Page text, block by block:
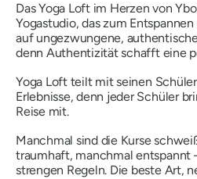
Das Yoga Loft im Herzen von
Yogastudio, das zum
auf ungezwungene,
denn Authentizität schafft eine
Yoga Loft teilt mit seinen
Erlebnisse, denn jeder Schüler
Reise mit.
Manchmal sind die Kurse
traumhaft, manchmal entspannt
strengen Regeln. Die beste Art,